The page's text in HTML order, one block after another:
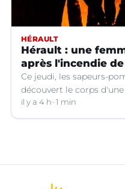
HÉRAULT
Hérault : une
après l'incendie
Ce jeudi, les sapeurs-
découvert le corps
de sa maison qui avait
(Hérault).
il y a 4 h 1 min